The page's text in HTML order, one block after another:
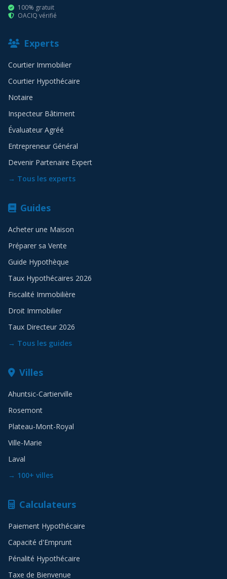
100% gratuit
OACIQ vérifié
Experts
Courtier Immobilier
Courtier Hypothécaire
Notaire
Inspecteur Bâtiment
Évaluateur Agréé
Entrepreneur Général
Devenir Partenaire Expert
→ Tous les experts
Guides
Acheter une Maison
Préparer sa Vente
Guide Hypothèque
Taux Hypothécaires 2026
Fiscalité Immobilière
Droit Immobilier
Taux Directeur 2026
→ Tous les guides
Villes
Ahuntsic-Cartierville
Rosemont
Plateau-Mont-Royal
Ville-Marie
Laval
→ 100+ villes
Calculateurs
Paiement Hypothécaire
Capacité d'Emprunt
Pénalité Hypothécaire
Taxe de Bienvenue